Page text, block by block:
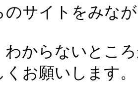
サイトをみな
からないとこ
お願いします。